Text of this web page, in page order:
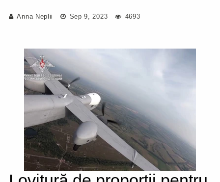
Anna Neplii Sep 9, 2023 4693